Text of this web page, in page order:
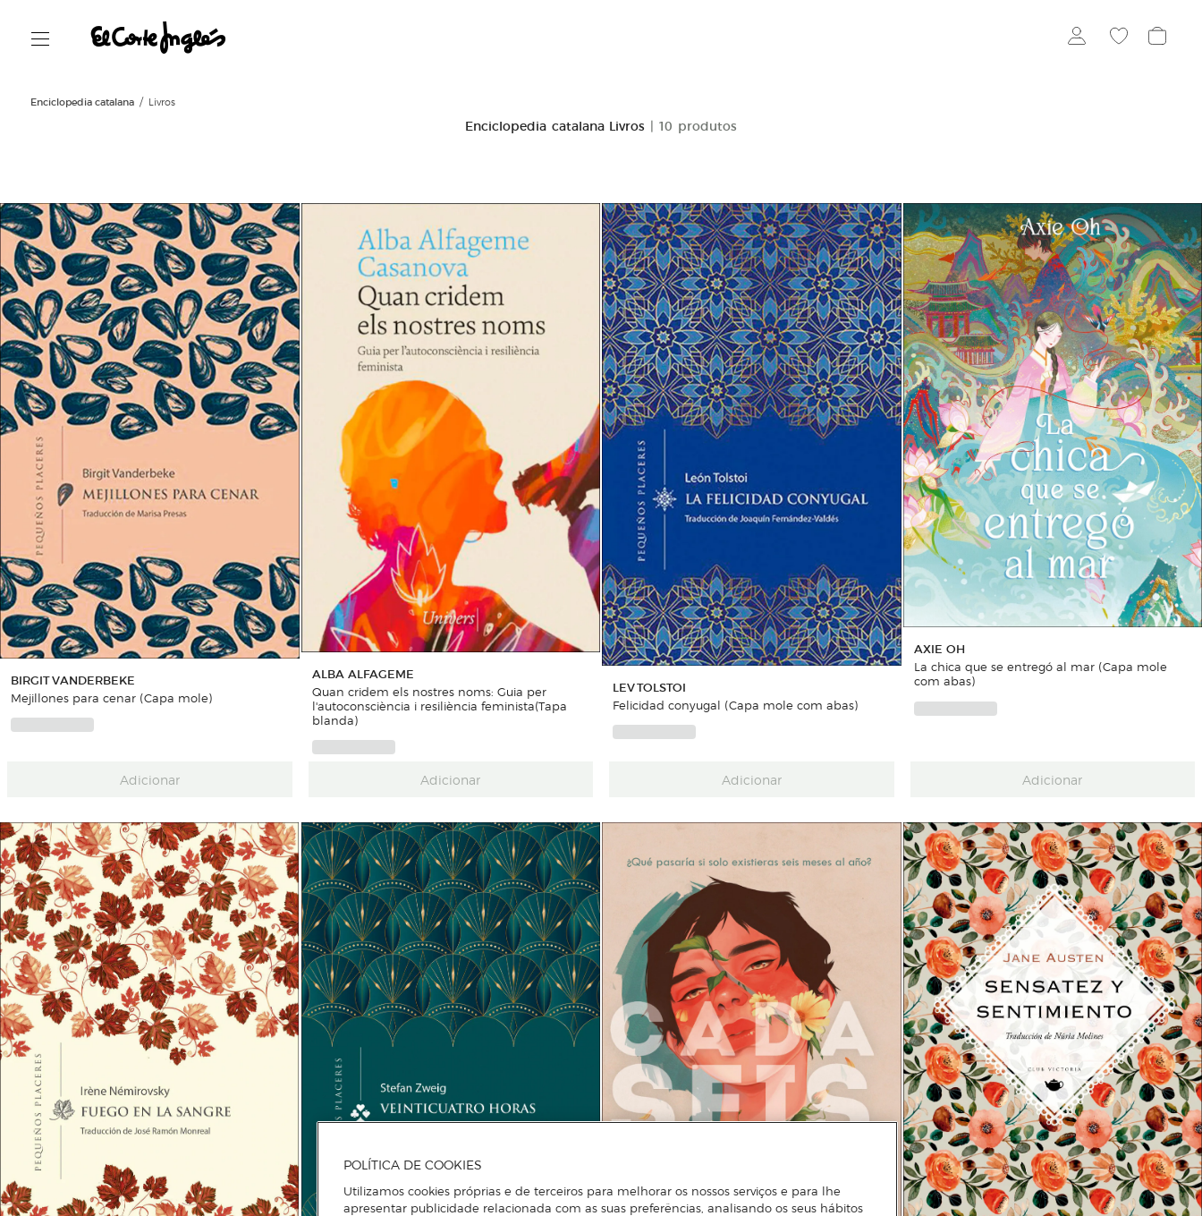
Enciclopedia catalana Livros
Enciclopedia catalana Livros | 10 produtos
BIRGIT VANDERBEKE
Mejillones para cenar (Capa mole)
Adicionar
ALBA ALFAGEME
Quan cridem els nostres noms: Guia per
l'autoconsciència i resiliència feminista(Tapa
blanda)
Adicionar
LEV TOLSTOI
Felicidad conyugal (Capa mole com abas)
Adicionar
AXIE OH
La chica que se entregó al mar (Capa mole
com abas)
Adicionar
POLÍTICA DE COOKIES
Utilizamos cookies próprias e de terceiros para melhorar os nossos serviços e para lhe
apresentar publicidade relacionada com as suas preferências, analisando os seus hábitos